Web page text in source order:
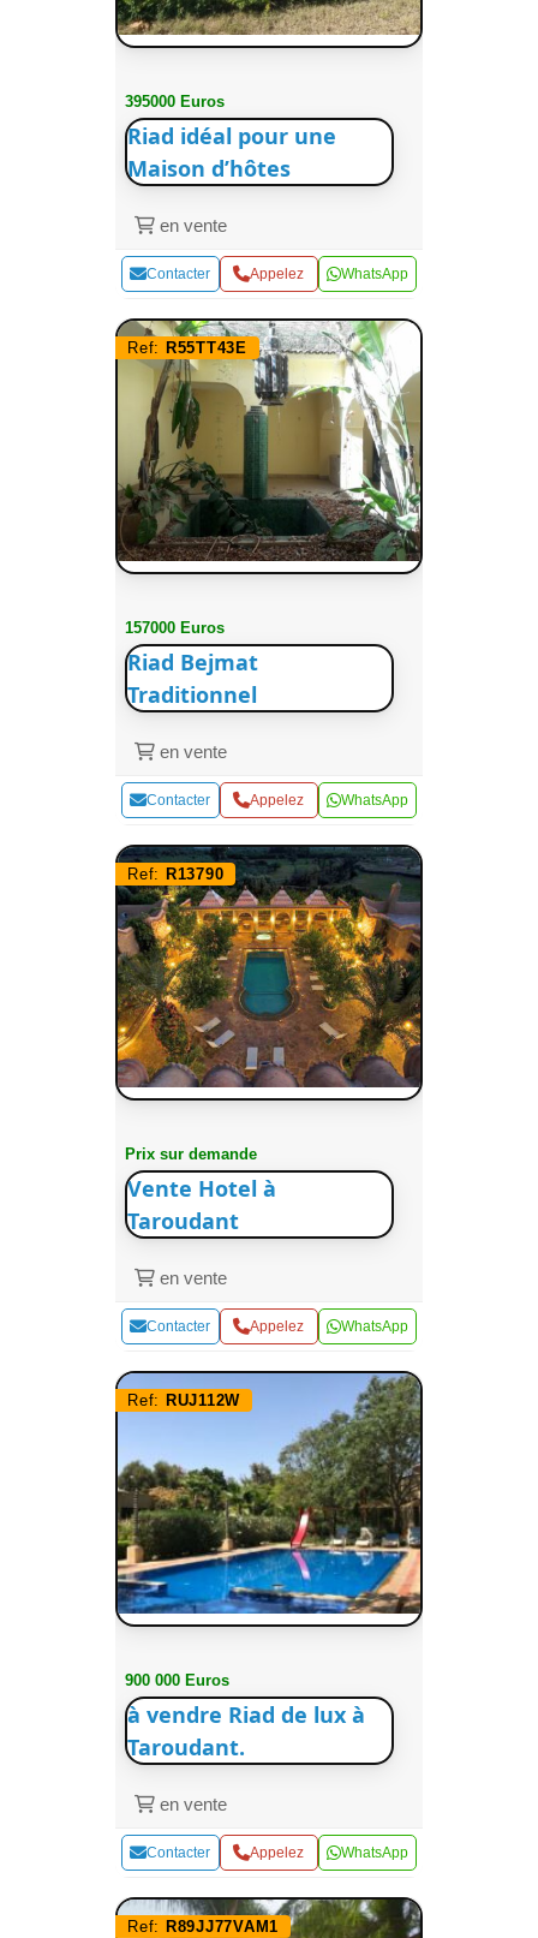
395000 Euros
Riad idéal pour une
Maison d’hôtes
en vente
Contacter Appelez WhatsApp
Ref: R55TT43E
157000 Euros
Riad Bejmat
Traditionnel
en vente
Contacter Appelez WhatsApp
Ref: R13790
Prix sur demande
Vente Hotel à
Taroudant
en vente
Contacter Appelez WhatsApp
Ref: RUJ112W
900 000 Euros
à vendre Riad de lux à
Taroudant.
en vente
Contacter Appelez WhatsApp
Ref: R89JJ77VAM1